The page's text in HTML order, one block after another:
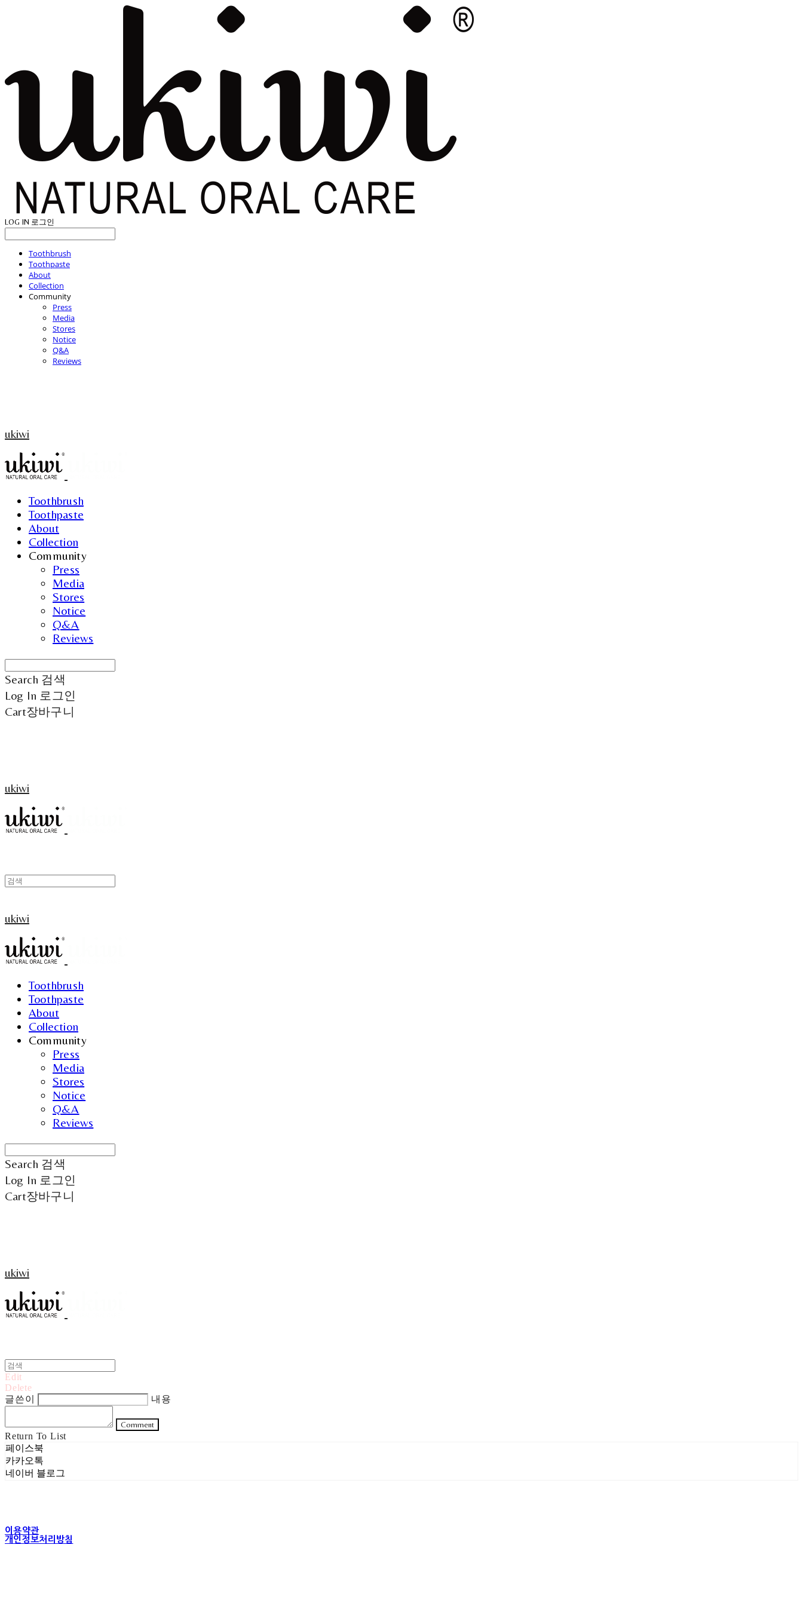
LOG IN 로그인
Toothbrush
Toothpaste
About
Collection
Community
Press
Media
Stores
Notice
Q&A
Reviews
ukiwi
Toothbrush
Toothpaste
About
Collection
Community
Press
Media
Stores
Notice
Q&A
Reviews
Search 검색
Log In 로그인
Cart장바구니
ukiwi
ukiwi
Toothbrush
Toothpaste
About
Collection
Community
Press
Media
Stores
Notice
Q&A
Reviews
Search 검색
Log In 로그인
Cart장바구니
ukiwi
Edit
Delete
글쓴이
내용
Comment
Return To List
페이스북
카카오톡
네이버 블로그
이용약관
개인정보처리방침